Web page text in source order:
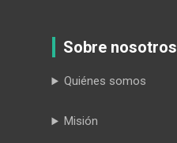
Sobre nosotros
Quiénes somos
Misión